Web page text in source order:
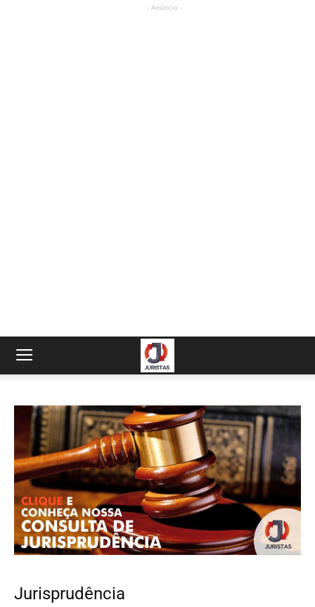
- Anúncio -
Jurisprudência